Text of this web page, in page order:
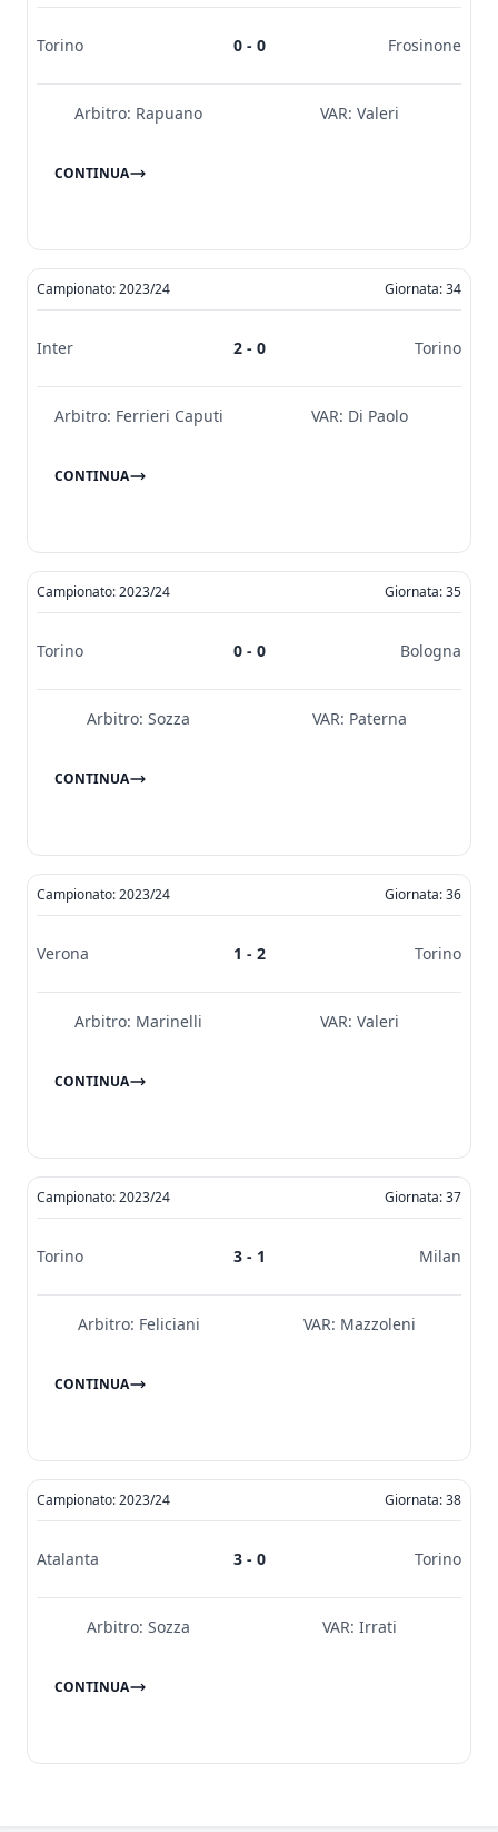
Torino 0 - 0 Frosinone
Arbitro: Rapuano VAR: Valeri
CONTINUA
Campionato: 2023/24 Giornata: 34
Inter 2 - 0 Torino
Arbitro: Ferrieri Caputi VAR: Di Paolo
CONTINUA
Campionato: 2023/24 Giornata: 35
Torino 0 - 0 Bologna
Arbitro: Sozza VAR: Paterna
CONTINUA
Campionato: 2023/24 Giornata: 36
Verona 1 - 2 Torino
Arbitro: Marinelli VAR: Valeri
CONTINUA
Campionato: 2023/24 Giornata: 37
Torino 3 - 1 Milan
Arbitro: Feliciani VAR: Mazzoleni
CONTINUA
Campionato: 2023/24 Giornata: 38
Atalanta 3 - 0 Torino
Arbitro: Sozza VAR: Irrati
CONTINUA